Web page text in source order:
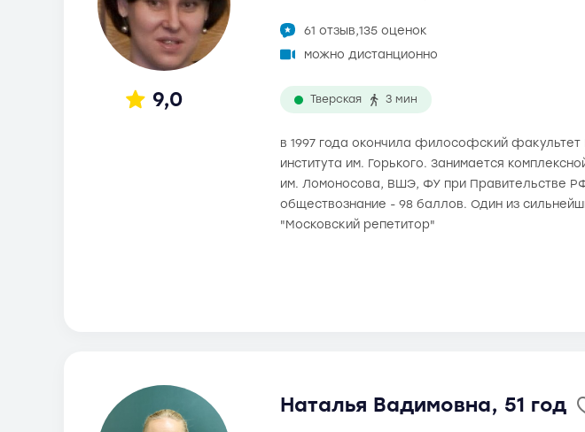
9,0
61 отзыв,135 оценок
можно дистанционно
Тверская 3 мин
в 1997 года окончила философский
института им. Горького. Занимается
им. Ломоносова, ВШЭ, ФУ при Правительстве
обществознание - 98 баллов. Один из
"Московский репетитор"
Наталья Вадимовна, 51 год